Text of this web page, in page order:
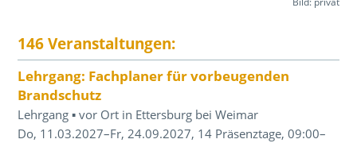
146 Veranstaltungen:
Lehrgang: Fachplaner für vorbeugenden
Brandschutz
Lehrgang ▪ vor Ort in Ettersburg bei Weimar
Do, 11.03.2027–Fr, 24.09.2027, 14 Präsenztage, 09:00–